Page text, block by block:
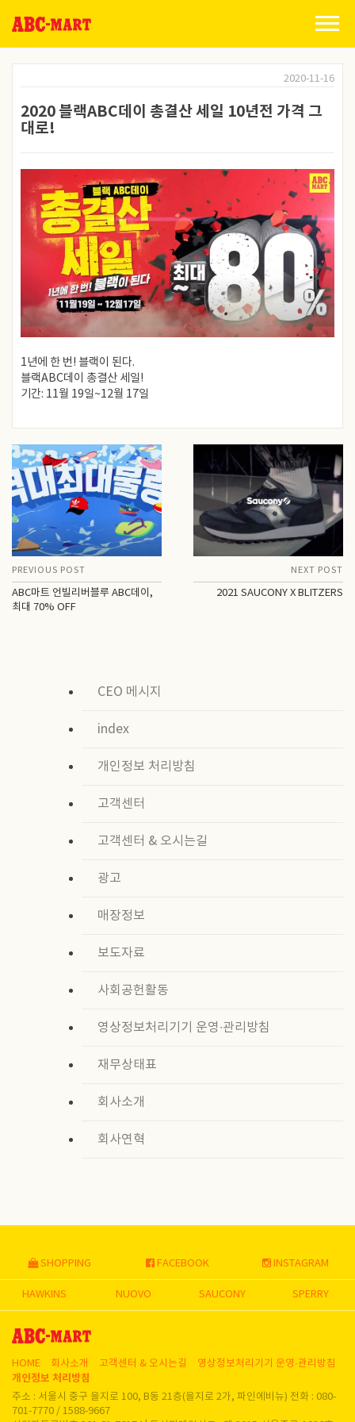
to
2020-11-16
2020 블랙ABC데이 총결산 세일 10년전 가격 그
대로!
1년에 한 번! 블랙이 된다.
블랙ABC데이 총결산 세일!
기간: 11월 19일~12월 17일
PREVIOUS POST
ABC마트 언빌리버블루 ABC데이,
최대 70% OFF
NEXT POST
2021 SAUCONY X BLITZERS
CEO 메시지
index
개인정보 처리방침
고객센터
고객센터 & 오시는길
광고
매장정보
보도자료
사회공헌활동
영상정보처리기기 운영∙관리방침
재무상태표
회사소개
회사연혁
SHOPPING FACEBOOK INSTAGRAM
HAWKINS NUOVO SAUCONY SPERRY
HOME 회사소개 고객센터 & 오시는길 영상정보처리기기 운영∙관리방침
개인정보 처리방침
주소 : 서울시 중구 을지로 100, B동 21층(을지로 2가, 파인에비뉴) 전화 : 080-
701-7770 / 1588-9667